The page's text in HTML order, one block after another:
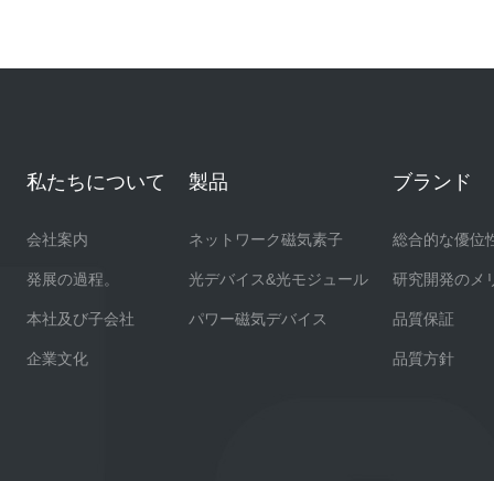
私たちについて
会社案内
発展の過程。
本社及び子会社
企業文化
製品
ネットワーク磁気素子
光デバイス&光モジュール
パワー磁気デバイス
ブランド
総合的な優位
研究開発のメ
品質保証
品質方針